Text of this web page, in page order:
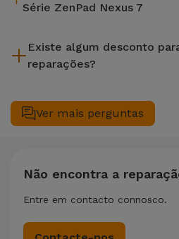
Série ZenPad Nexus 7
sempre recomendável fazer um
menciona um serviço de
Existe algum desconto
reparações?
seu equipamento. Caso o seu
necessite de duas ou mais
Ver mais perguntas
Não encontra a
Entre em contacto connosco.